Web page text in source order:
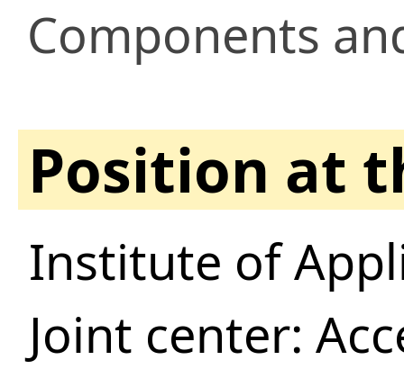
Components
Position at
Institute of
Joint center: